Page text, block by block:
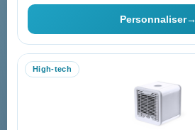
Personnaliser→
High-tech
Contact & devis
06 09 53 17 41
WhatsApp
equipe@promenoch-goodies.com